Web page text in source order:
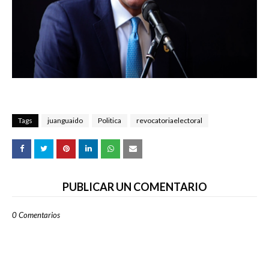
Tags juanguaido Politica revocatoriaelectoral
PUBLICAR UN COMENTARIO
0 Comentarios